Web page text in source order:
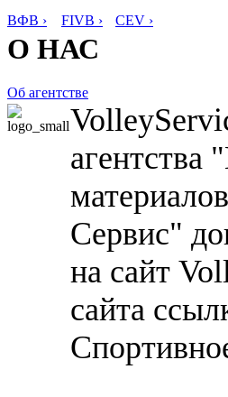
ВФВ › FIVB › CEV ›
О НАС
Об агентстве
Сервис"
на сайт
сайта